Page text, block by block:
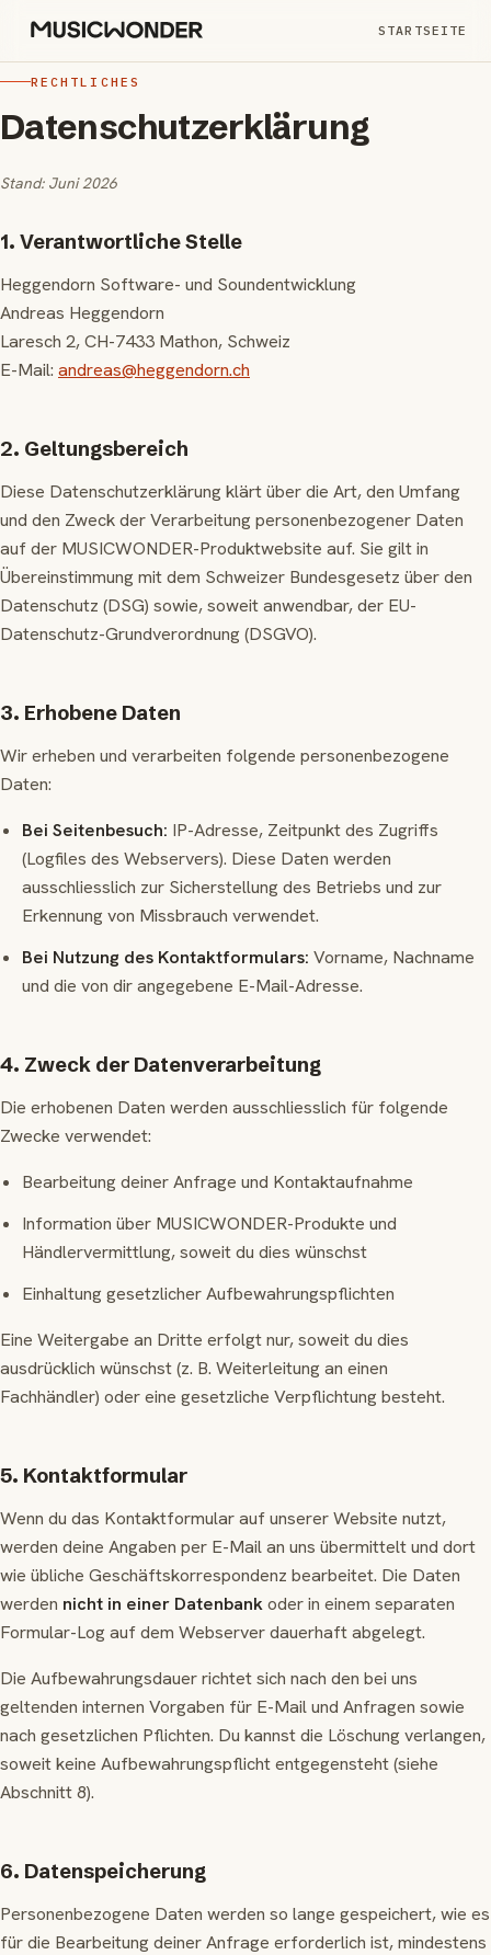
STARTSEITE
RECHTLICHES
Datenschutzerklärung
Stand: Juni 2026
1. Verantwortliche Stelle
Heggendorn Software- und Soundentwicklung
Andreas Heggendorn
Laresch 2, CH-7433 Mathon, Schweiz
E-Mail: andreas@heggendorn.ch
2. Geltungsbereich
Diese Datenschutzerklärung klärt über die Art, den Umfang
und den Zweck der Verarbeitung personenbezogener Daten
auf der MUSICWONDER-Produktwebsite auf. Sie gilt in
Übereinstimmung mit dem Schweizer Bundesgesetz über den
Datenschutz (DSG) sowie, soweit anwendbar, der EU-
Datenschutz-Grundverordnung (DSGVO).
3. Erhobene Daten
Wir erheben und verarbeiten folgende personenbezogene
Daten:
Bei Seitenbesuch: IP-Adresse, Zeitpunkt des Zugriffs
(Logfiles des Webservers). Diese Daten werden
ausschliesslich zur Sicherstellung des Betriebs und zur
Erkennung von Missbrauch verwendet.
Bei Nutzung des Kontaktformulars: Vorname, Nachname
und die von dir angegebene E-Mail-Adresse.
4. Zweck der Datenverarbeitung
Die erhobenen Daten werden ausschliesslich für folgende
Zwecke verwendet:
Bearbeitung deiner Anfrage und Kontaktaufnahme
Information über MUSICWONDER-Produkte und
Händlervermittlung, soweit du dies wünschst
Einhaltung gesetzlicher Aufbewahrungspflichten
Eine Weitergabe an Dritte erfolgt nur, soweit du dies
ausdrücklich wünschst (z. B. Weiterleitung an einen
Fachhändler) oder eine gesetzliche Verpflichtung besteht.
5. Kontaktformular
Wenn du das Kontaktformular auf unserer Website nutzt,
werden deine Angaben per E-Mail an uns übermittelt und dort
wie übliche Geschäftskorrespondenz bearbeitet. Die Daten
werden nicht in einer Datenbankoder in einem separaten
Formular-Log auf dem Webserver dauerhaft abgelegt.
Die Aufbewahrungsdauer richtet sich nach den bei uns
geltenden internen Vorgaben für E-Mail und Anfragen sowie
nach gesetzlichen Pflichten. Du kannst die Löschung verlangen,
soweit keine Aufbewahrungspflicht entgegensteht (siehe
Abschnitt 8).
6. Datenspeicherung
Personenbezogene Daten werden so lange gespeichert, wie es
für die Bearbeitung deiner Anfrage erforderlich ist, mindestens